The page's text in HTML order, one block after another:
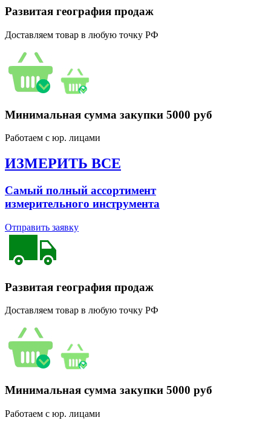
Развитая география продаж
Доставляем товар в любую точку РФ
Минимальная сумма закупки 5000 руб
Работаем с юр. лицами
ИЗМЕРИТЬ ВСЕ
Самый полный ассортимент
измерительного инструмента
Отправить заявку
Развитая география продаж
Доставляем товар в любую точку РФ
Минимальная сумма закупки 5000 руб
Работаем с юр. лицами